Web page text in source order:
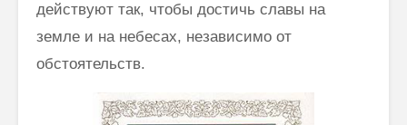
действуют так, чтобы достичь славы на
земле и на небесах, независимо от
обстоятельств.